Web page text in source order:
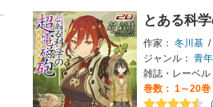
とある科
作家： 冬川基 /
ジャンル： 青
雑誌・レーベル
巻数： 1～20巻